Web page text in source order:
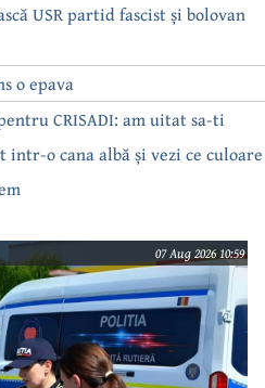
USR partid fascist și bolovan
o epava
CRISADI: am uitat sa-ti
intr-o cana albă și vezi ce culoare
07 Aug 2026 10:59